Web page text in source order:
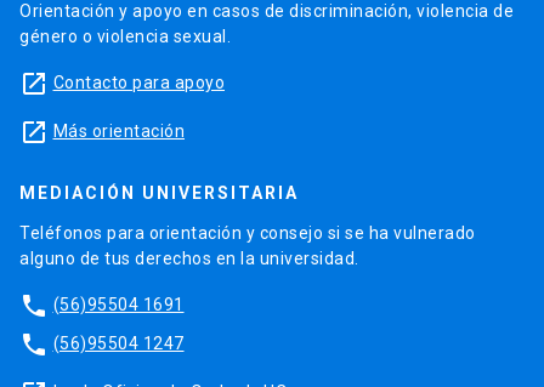
Orientación y apoyo en casos de discriminación, violencia de
género o violencia sexual.
launch Contacto para apoyo
launch Más orientación
MEDIACIÓN UNIVERSITARIA
Teléfonos para orientación y consejo si se ha vulnerado
alguno de tus derechos en la universidad.
phone (56)95504 1691
phone (56)95504 1247